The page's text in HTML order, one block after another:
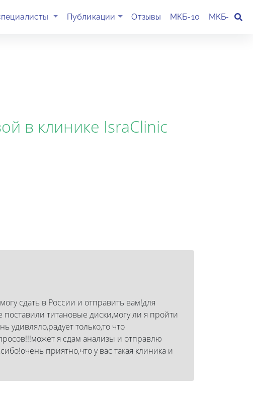
(current)Публикации Отзывы МКБ-10 МКБ-11
в клинике IsraClinic
сдать в России и отправить вам!для
титановые диски,могу ли я пройти
удивляло,радует только,то что
я сдам анализы и отправлю
приятно,что у вас такая клиника и